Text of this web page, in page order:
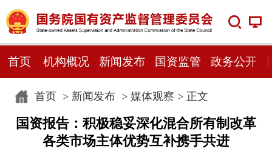
首页 机构概况 新闻发布 国资监管 政务公开
首页> 新闻发布> 媒体观察 > 正文
国资报告：积极稳妥深化混合所有制改革
各类市场主体优势互补携手共进